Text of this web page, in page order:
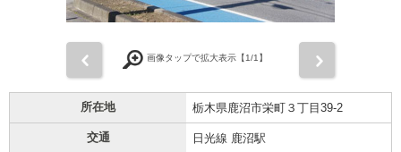
画像タップで拡大表示【1/1】
所在地 栃木県鹿沼市栄町３丁目39-2
交通 日光線 鹿沼駅